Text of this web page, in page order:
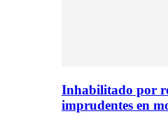
Inhabilitado por
imprudentes en